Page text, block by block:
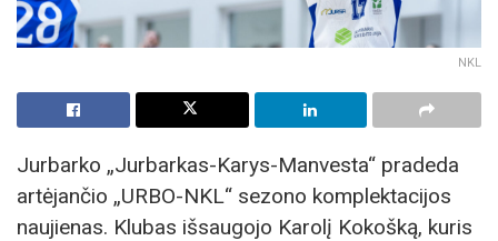
NKL
Jurbarko „Jurbarkas-Karys-Manvesta“ pradeda
artėjančio „URBO-NKL“ sezono komplektacijos
naujienas. Klubas išsaugojo Karolį Kokošką, kuris